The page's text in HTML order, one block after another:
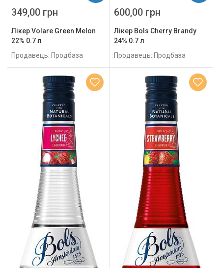
Лікер Volare Green Melon
22% 0.7 л
Продавець: Продбаза
349,00 грн
Лікер Bols Cherry Brandy
24% 0.7 л
Продавець: Продбаза
600,00 грн